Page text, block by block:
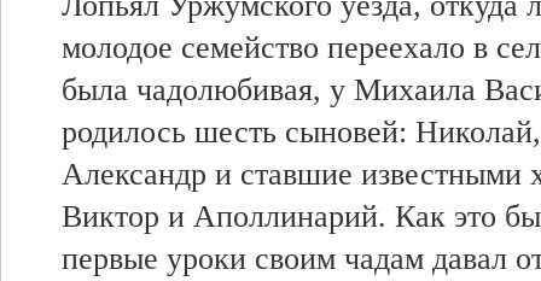
молодое семейство переехало в
была чадолюбивая, у Михаила
родилось шесть сыновей:
Александр и ставшие известными
Виктор и Аполлинарий. Как это
первые уроки своим чадам давал